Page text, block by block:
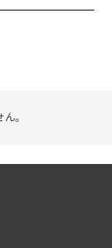
。